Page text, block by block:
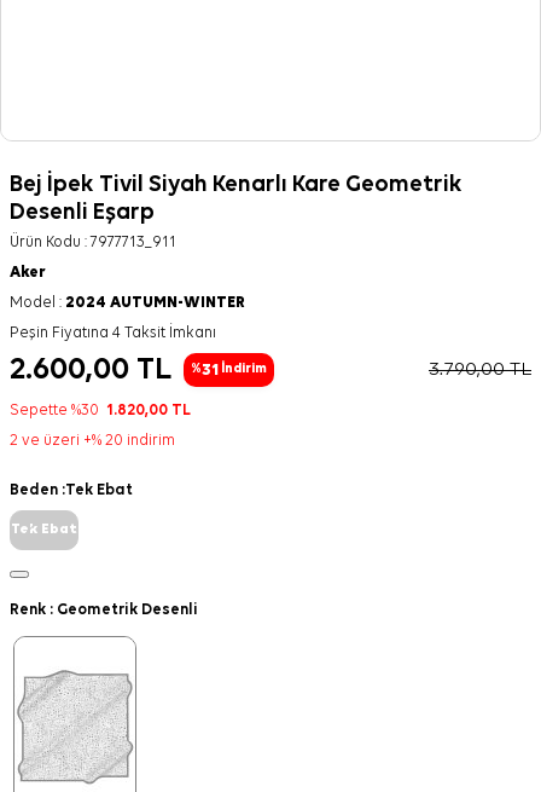
Bej İpek Tivil Siyah Kenarlı Kare Geometrik
Desenli Eşarp
Ürün Kodu :7977713_911
Aker
Model : 2024 AUTUMN-WINTER
Peşin Fiyatına 4 Taksit İmkanı
2.600,00 TL %31 İndirim 3.790,00TL
Sepette %30 1.820,00 TL
2 ve üzeri +% 20 indirim
Beden :Tek Ebat
Tek Ebat
Renk : Geometrik Desenli